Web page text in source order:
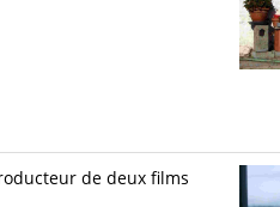
de deux films